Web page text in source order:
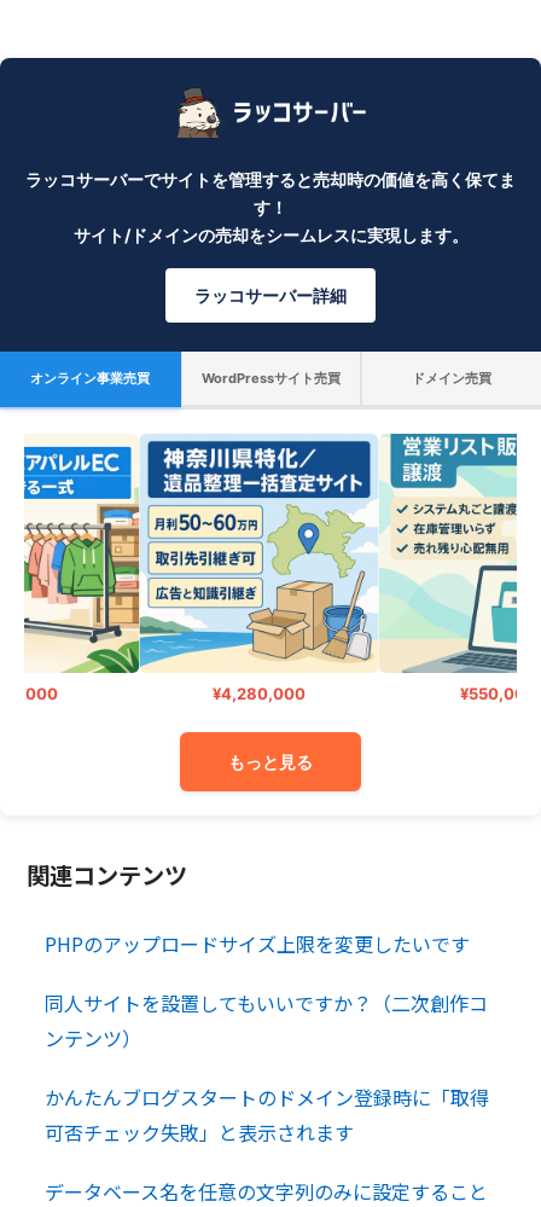
ラッコサーバーでサイトを管理すると売却時の価値を高く保てま
す！
サイト/ドメインの売却をシームレスに実現します。
ラッコサーバー詳細
オンライン事業売買 WordPressサイト売買 ドメイン売買
¥4,280,000 ¥550,000
もっと見る
関連コンテンツ
PHPのアップロードサイズ上限を変更したいです
同人サイトを設置してもいいですか？（二次創作コ
ンテンツ）
かんたんブログスタートのドメイン登録時に「取得
可否チェック失敗」と表示されます
データベース名を任意の文字列のみに設定すること